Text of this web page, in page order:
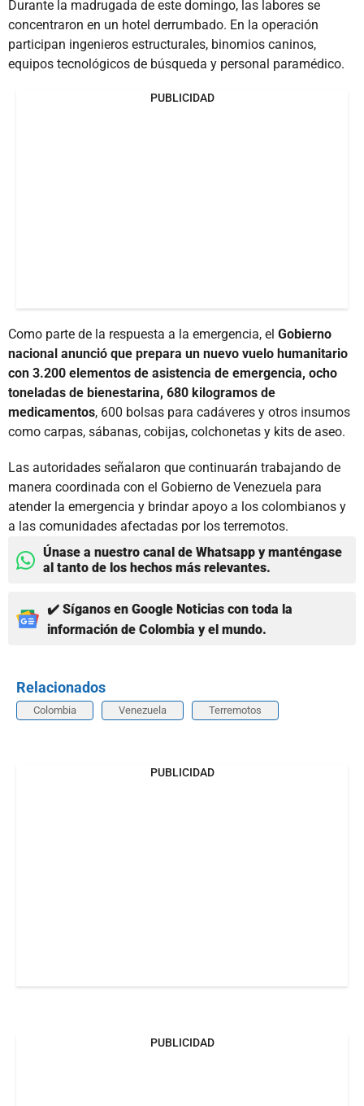
Durante la madrugada de este domingo, las labores se
concentraron en un hotel derrumbado. En la operación
participan ingenieros estructurales, binomios caninos,
equipos tecnológicos de búsqueda y personal paramédico.
PUBLICIDAD
Como parte de la respuesta a la emergencia, el Gobierno
nacional anunció que prepara un nuevo vuelo humanitario
con 3.200 elementos de asistencia de emergencia, ocho
toneladas de bienestarina, 680 kilogramos de
medicamentos, 600 bolsas para cadáveres y otros insumos
como carpas, sábanas, cobijas, colchonetas y kits de aseo.
Las autoridades señalaron que continuarán trabajando de
manera coordinada con el Gobierno de Venezuela para
atender la emergencia y brindar apoyo a los colombianos y
a las comunidades afectadas por los terremotos.
Únase a nuestro canal de Whatsapp y manténgase
al tanto de los hechos más relevantes.
✔️ Síganos en Google Noticias con toda la
información de Colombia y el mundo.
Relacionados
Colombia Venezuela Terremotos
PUBLICIDAD
PUBLICIDAD